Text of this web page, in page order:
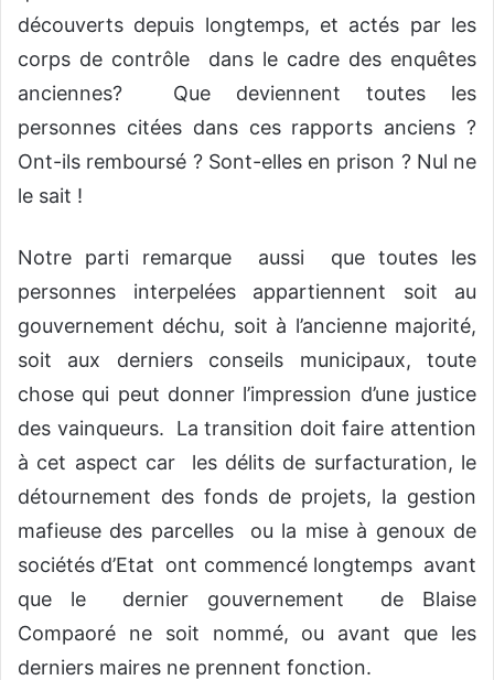
découverts depuis longtemps, et actés par les
corps de contrôle dans le cadre des enquêtes
anciennes? Que deviennent toutes les
personnes citées dans ces rapports anciens ?
Ont-ils remboursé ? Sont-elles en prison ? Nul ne
le sait !
Notre parti remarque aussi que toutes les
personnes interpelées appartiennent soit au
gouvernement déchu, soit à l’ancienne majorité,
soit aux derniers conseils municipaux, toute
chose qui peut donner l’impression d’une justice
des vainqueurs. La transition doit faire attention
à cet aspect car les délits de surfacturation, le
détournement des fonds de projets, la gestion
mafieuse des parcelles ou la mise à genoux de
sociétés d’Etat ont commencé longtemps avant
que le dernier gouvernement de Blaise
Compaoré ne soit nommé, ou avant que les
derniers maires ne prennent fonction.